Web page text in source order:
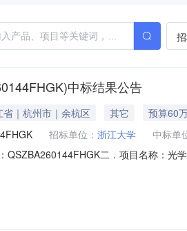
*、金**
**、项**
**
中标结果公告
省｜杭州市｜余杭区 其它
预算60
招标单位： 浙江大学
中标单
QSZBA260144FHGK二．项目名称：光
ZFW五．评审专家名单：徐弼军、阮